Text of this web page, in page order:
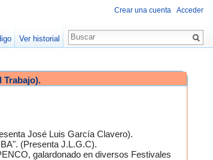
Trabajo).
José Luis García Clavero).
(Presenta J.L.G.C).
galardonado en diversos Festivales
Crear una cuenta Acceder
Ver historial